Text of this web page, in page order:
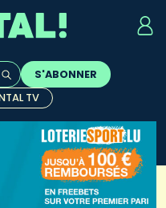
sont
S'ABONNER
TV